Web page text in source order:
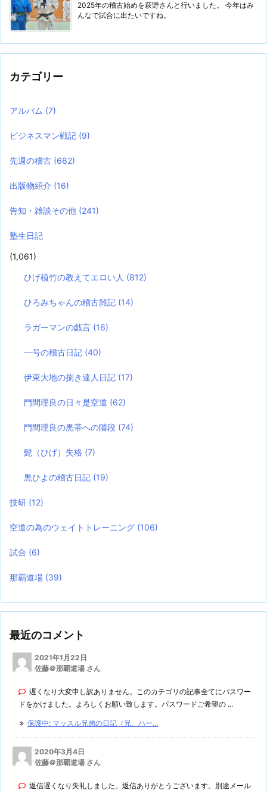
2025年の稽古始めを萩野さんと行いました。 今年はみ
んなで試合に出たいですね。
カテゴリー
アルバム (7)
ビジネスマン戦記 (9)
先週の稽古 (662)
出版物紹介 (16)
告知・雑談その他 (241)
塾生日記
(1,061)
ひげ植竹の教えてエロい人 (812)
ひろみちゃんの稽古雑記 (14)
ラガーマンの戯言 (16)
一号の稽古日記 (40)
伊東大地の捌き達人日記 (17)
門間理良の日々是空道 (62)
門間理良の黒帯への階段 (74)
髭（ひげ）失格 (7)
黒ひよの稽古日記 (19)
技研 (12)
空道の為のウェイトトレーニング (106)
試合 (6)
那覇道場 (39)
最近のコメント
2021年1月22日
佐藤＠那覇道場 さん
遅くなり大変申し訳ありません。このカテゴリの記事全てにパスワー
ドをかけました。よろしくお願い致します。パスワードご希望の ...
保護中: マッスル兄弟の日記（兄、ハー...
2020年3月4日
佐藤＠那覇道場 さん
返信遅くなり失礼しました。返信ありがとうございます。別途メール